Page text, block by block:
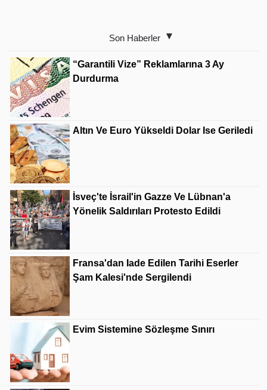
Son Haberler
“Garantili Vize” Reklamlarına 3 Ay
Durdurma
Altın Ve Euro Yükseldi Dolar Ise Geriledi
İsveç'te İsrail'in Gazze Ve Lübnan'a
Yönelik Saldırıları Protesto Edildi
Fransa'dan Iade Edilen Tarihi Eserler
Şam Kalesi'nde Sergilendi
Evim Sistemine Sözleşme Sınırı